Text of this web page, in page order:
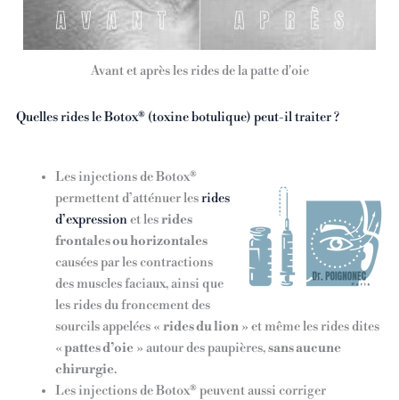
Avant et après les rides de la patte d'oie
Quelles rides le Botox® (toxine botulique) peut-il traiter ?
Les injections de Botox®
permettent d’atténuer lesrides
d’expressionet lesrides
frontales ou horizontales
causées par les contractions
des muscles faciaux, ainsi que
les rides du froncement des
sourcils appelées « rides du lion» et même les rides dites
«pattes d’oie » autour des paupières,sans aucune
chirurgie.
Les injections de Botox® peuvent aussi corriger